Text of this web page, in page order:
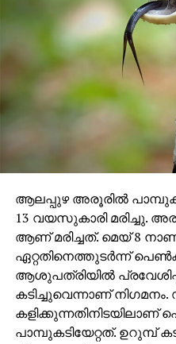
ആലപ്പുഴ അരൂരില്‍
13 വയസുകാരി മരിച്ചു.
ആണ് മരിച്ചത്. മെയ് 8
ഏറ്റതിനെത്തുടര്‍ന്ന്
ആശുപത്രിയില്‍
കടിച്ചുവെന്നാണ്
കളിക്കുന്നതിനിടയിലാണ്
പാമ്പുകടിയേറ്റത്. ഉറുമ്പ്